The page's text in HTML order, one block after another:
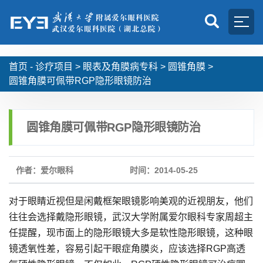
首页 - 诊疗项目 > 眼表及角膜病专科 > 圆锥角膜 >
圆锥角膜可佩带RGP隐形眼镜防治
圆锥角膜可佩带RGP隐形眼镜防治
作者：爱尔眼科 时间：2014-05-25
对于眼睛近视但是闲戴框架眼镜影响美观的近视朋友，他们
往往会选择戴隐形眼镜，武汉大学附属爱尔眼科专家周超主
任提醒，现市面上的隐形眼镜大多是软性隐形眼镜，这种眼
镜透氧性差，容易引起干眼症角膜炎，应该选择RGP高透